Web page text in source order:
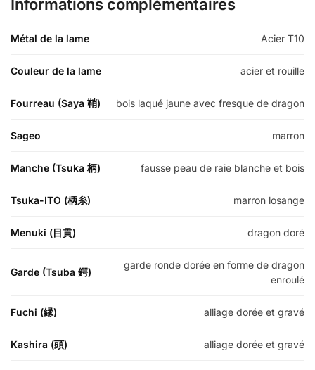
Informations complémentaires
Métal de la lame Acier T10
Couleur de la lame acier et rouille
Fourreau (Saya 鞘) bois laqué jaune avec fresque de dragon
Sageo marron
Manche (Tsuka 柄) fausse peau de raie blanche et bois
Tsuka-ITO (柄糸) marron losange
Menuki (目貫) dragon doré
Garde (Tsuba 鍔)
garde ronde dorée en forme de dragon
enroulé
Fuchi (縁) alliage dorée et gravé
Kashira (頭) alliage dorée et gravé